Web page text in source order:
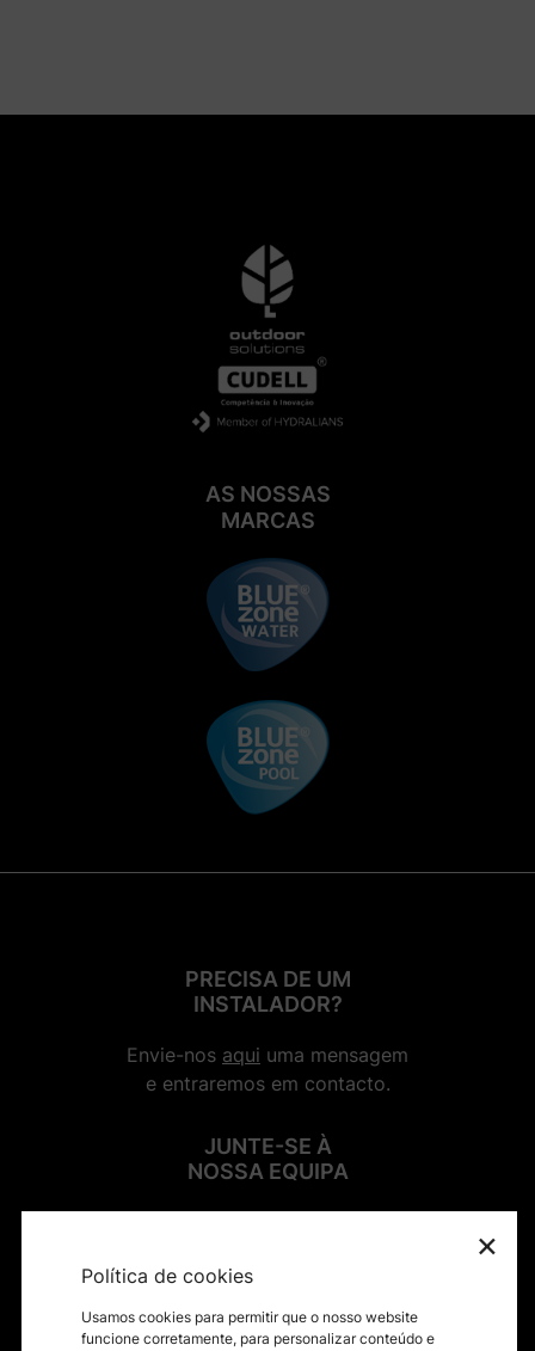
AS NOSSAS
MARCAS
PRECISA DE UM
INSTALADOR?
Envie-nos aqui uma mensagem
e entraremos em contacto.
JUNTE-SE À
NOSSA EQUIPA
×
Política de cookies
Usamos cookies para permitir que o nosso website
funcione corretamente, para personalizar conteúdo e